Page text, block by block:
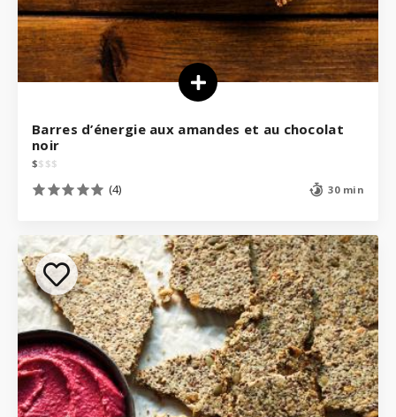
Barres d’énergie aux amandes et au chocolat
noir
$$ $$
(4) 30 min